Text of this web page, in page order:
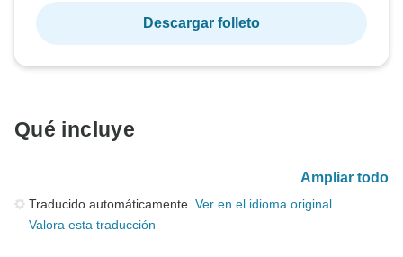
Descargar folleto
Qué incluye
Ampliar todo
Traducido automáticamente. Ver en el idioma original
Valora esta traducción